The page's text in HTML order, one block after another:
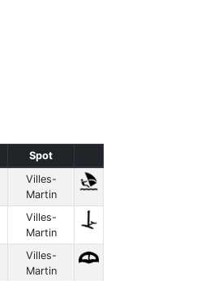
Spot
Villes-
Martin
Villes-
Martin
Villes-
Martin